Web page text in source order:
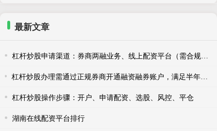
最新文章
杠杆炒股申请渠道：券商两融业务、线上配资平台（需合规）。
杠杆炒股办理需通过正规券商开通融资融券账户，满足半年交易经验+50万资产门槛。
杠杆炒股操作步骤：开户、申请配资、选股、风控、平仓
湖南在线配资平台排行